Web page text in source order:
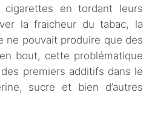
cigarettes en tordant leurs
la fraicheur du tabac, la
ne pouvait produire que des
bout, cette problématique
premiers additifs dans le
sucre et bien d’autres